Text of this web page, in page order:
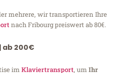
mehrere, wir transportieren Ihre
nach Fribourg preiswert ab 80€.
| ab 200€
im Klaviertransport, um Ihr